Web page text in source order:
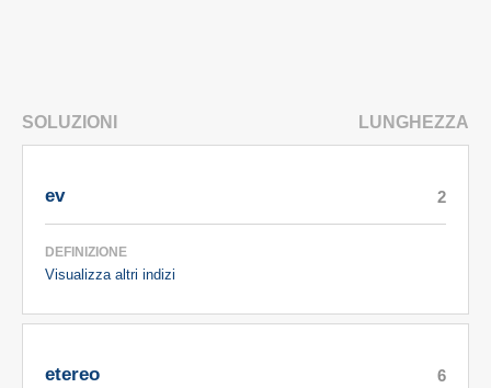
SOLUZIONI LUNGHEZZA
ev
DEFINIZIONE
Visualizza altri indizi
2
etereo 6